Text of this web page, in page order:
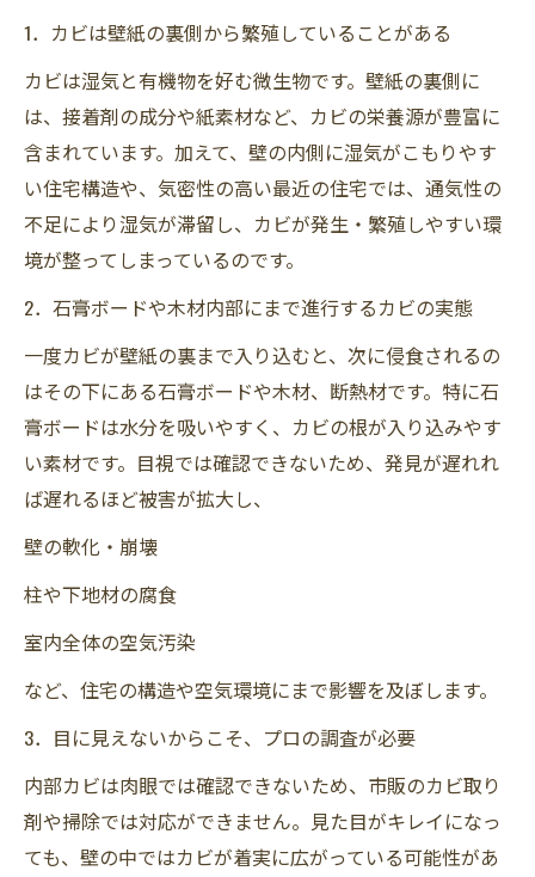
1．カビは壁紙の裏側から繁殖していることがある
カビは湿気と有機物を好む微生物です。壁紙の裏側に
は、接着剤の成分や紙素材など、カビの栄養源が豊富に
含まれています。加えて、壁の内側に湿気がこもりやす
い住宅構造や、気密性の高い最近の住宅では、通気性の
不足により湿気が滞留し、カビが発生・繁殖しやすい環
境が整ってしまっているのです。
2．石膏ボードや木材内部にまで進行するカビの実態
一度カビが壁紙の裏まで入り込むと、次に侵食されるの
はその下にある石膏ボードや木材、断熱材です。特に石
膏ボードは水分を吸いやすく、カビの根が入り込みやす
い素材です。目視では確認できないため、発見が遅れれ
ば遅れるほど被害が拡大し、
壁の軟化・崩壊
柱や下地材の腐食
室内全体の空気汚染
など、住宅の構造や空気環境にまで影響を及ぼします。
3．目に見えないからこそ、プロの調査が必要
内部カビは肉眼では確認できないため、市販のカビ取り
剤や掃除では対応ができません。見た目がキレイになっ
ても、壁の中ではカビが着実に広がっている可能性があ